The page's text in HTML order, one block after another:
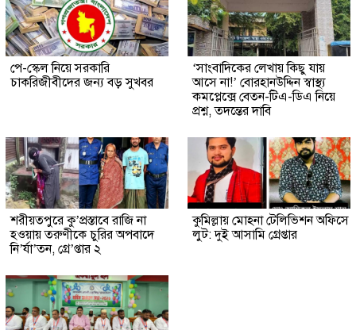
পে-স্কেল নিয়ে সরকারি
চাকরিজীবীদের জন্য বড় সুখবর
‘সাংবাদিকের লেখায় কিছু যায়
আসে না!’ বোরহানউদ্দিন স্বাস্থ্য
কমপ্লেক্সে বেতন-টিএ-ডিএ নিয়ে
প্রশ্ন, তদন্তের দাবি
শরীয়তপুরে কু’প্রস্তাবে রাজি না
হওয়ায় তরুণীকে চুরির অপবাদে
নি’র্যা’তন, গ্রে’প্তার ২
কুমিল্লায় মোহনা টেলিভিশন অফিসে
লুট: দুই আসামি গ্রেপ্তার